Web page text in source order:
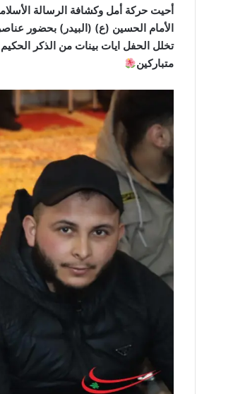
أحيت حركة أمل وكشافة الرسالة
الأمام الحسين (ع) (البيدر) بحضور
تخلل الحفل ايات بينات من الذكر
متباركين